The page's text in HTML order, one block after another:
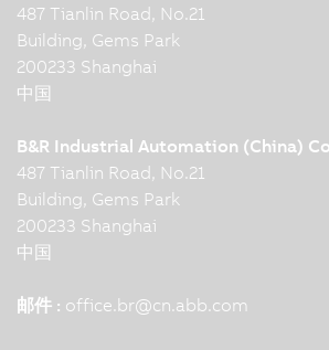
487 Tianlin Road, No.21
Building, Gems Park
200233 Shanghai
中国
B&R Industrial Automation (China)
487 Tianlin Road, No.21
Building, Gems Park
200233 Shanghai
中国
邮件 : office.br@cn.abb.com